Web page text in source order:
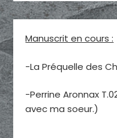
Manuscrit en cours :
-La Préquelle des
-Perrine Aronnax
avec ma soeur.)